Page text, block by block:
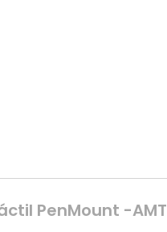
PenMount -AMT